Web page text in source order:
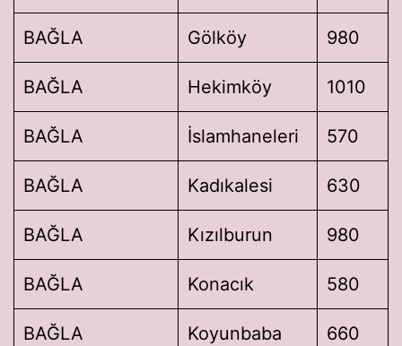
BAĞLA Gölköy 980
BAĞLA Hekimköy 1010
BAĞLA İslamhaneleri 570
BAĞLA Kadıkalesi 630
BAĞLA Kızılburun 980
BAĞLA Konacık 580
BAĞLA Koyunbaba 660